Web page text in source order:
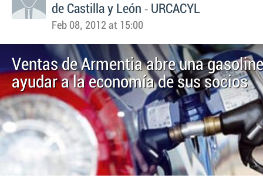
de Castilla y León - URCACYL
Feb 08, 2012 at 15:00
Ventas de Armentia abre una
ayudar a la economía de sus socios